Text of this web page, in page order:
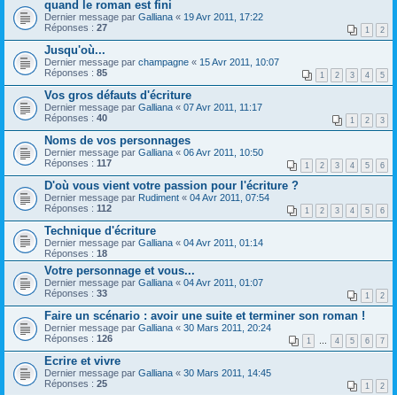
quand le roman est fini
Dernier message par Galliana « 19 Avr 2011, 17:22
Réponses : 27 1 2
Jusqu'où...
Dernier message par champagne « 15 Avr 2011, 10:07
Réponses : 85 1 2 3 4 5
Vos gros défauts d'écriture
Dernier message par Galliana « 07 Avr 2011, 11:17
Réponses : 40 1 2 3
Noms de vos personnages
Dernier message par Galliana « 06 Avr 2011, 10:50
Réponses : 117 1 2 3 4 5 6
D'où vous vient votre passion pour l'écriture ?
Dernier message par Rudiment « 04 Avr 2011, 07:54
Réponses : 112 1 2 3 4 5 6
Technique d'écriture
Dernier message par Galliana « 04 Avr 2011, 01:14
Réponses : 18
Votre personnage et vous...
Dernier message par Galliana « 04 Avr 2011, 01:07
Réponses : 33 1 2
Faire un scénario : avoir une suite et terminer son roman !
Dernier message par Galliana « 30 Mars 2011, 20:24
Réponses : 126 1 … 4 5 6 7
Ecrire et vivre
Dernier message par Galliana « 30 Mars 2011, 14:45
Réponses : 25 1 2